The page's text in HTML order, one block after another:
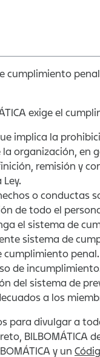
cumplimiento
exige el
implica la
la organización, en
remisión y
o conductas
de todo el
el sistema de
sistema de
cumplimiento penal.
de
del sistema de
a los
para divulgar a
BILBOMÁTICA
y un